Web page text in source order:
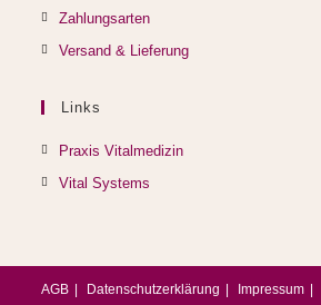
Zahlungsarten
Versand & Lieferung
Links
Praxis VitalmedizinOpens
Vital Systems
new
tab
AGB Datenschutzerklärung Impressum